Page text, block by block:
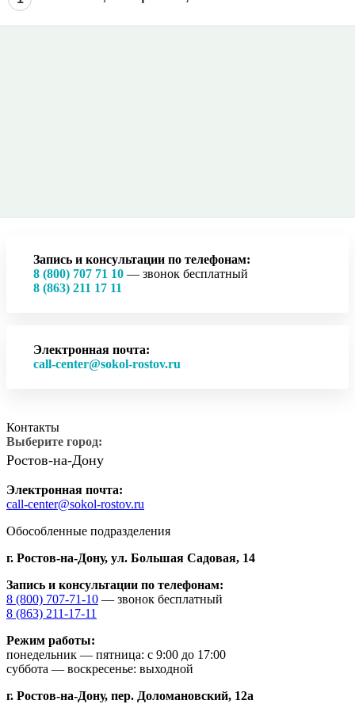
Запись и консультации по телефонам:
8 (800) 707 71 10 — звонок бесплатный
8 (863) 211 17 11
Электронная почта:
call-center@sokol-rostov.ru
Контакты
Выберите город:
Ростов-на-Дону
Электронная почта:
call-center@sokol-rostov.ru
Обособленные подразделения
г. Ростов-на-Дону, ул. Большая Садовая, 14
Запись и консультации по телефонам:
8 (800) 707-71-10 — звонок бесплатный
8 (863) 211-17-11
Режим работы:
понедельник — пятница: с 9:00 до 17:00
суббота — воскресенье: выходной
г. Ростов-на-Дону, пер. Доломановский, 12а